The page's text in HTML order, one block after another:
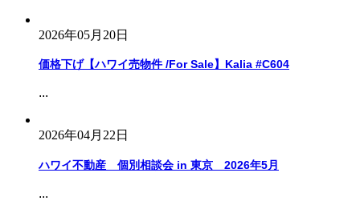
2026年05月20日
価格下げ【ハワイ売物件 /For Sale】Kalia #C604
...
2026年04月22日
ハワイ不動産 個別相談会 in 東京 2026年5月
...